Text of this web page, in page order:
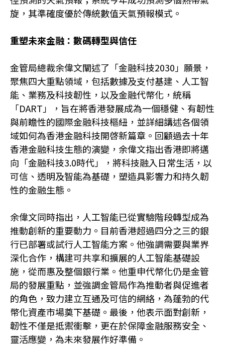
旋，其準確度優於傳統數值天氣預報模式。
重塑未來金融：數碼轉型與信任
金管局總裁余偉文闡述了「金融科技2030」願景，
聚焦四大重點領域，包括數據及支付基建、人工智
能、業務及科技韌性，以及金融代幣化，統稱
「DART」，旨在將香港發展成為一個穩健、有韌性
與前瞻性的國際金融科技樞紐，並詳細講述各個領
域如何為香港金融科技開啓新篇章。回顧過去十年
香港金融科技生態的演變，余偉文指出香港即將邁
向「金融科技3.0時代」，將科技融入日常生活，以
可信、透明及智能為基礎，塑造具影響力和持久韌
性的金融生態。
余偉文同時指出，人工智能已從實驗階段轉型成為
推動創新的重要動力。目前香港超過四分之三的銀
行已部署或試行人工智能方案。他強調需要與業界
深化合作，構建可共享和擴展的人工智能基礎設
施，從而惠及整個銀行業。他重申代幣化仍是金管
局的發展重點，並強調金管局作為推動者與促進者
的角色，致力建立互通及可信的網絡，為蓬勃的代
幣化資產市場奠下基礎。最後，他表示面對創新，
韌性不僅是抵禦衝擊，更在於保障金融服務安全、
靈活應變，為未來發展作好準備。